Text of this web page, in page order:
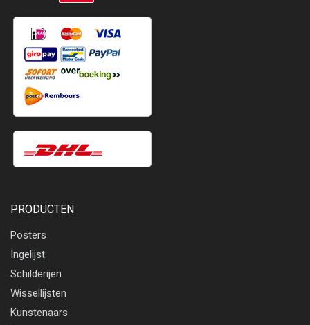
PRODUCTEN
Posters
Ingelijst
Schilderijen
Wissellijsten
Kunstenaars